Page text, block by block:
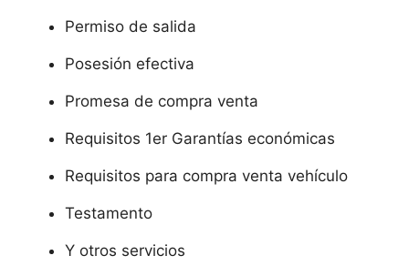
Permiso de salida
Posesión efectiva
Promesa de compra venta
Requisitos 1er Garantías económicas
Requisitos para compra venta vehículo
Testamento
Y otros servicios